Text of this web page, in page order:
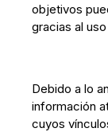
objetivos
gracias al
Debido a lo
información
cuyos